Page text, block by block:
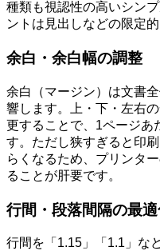
種類も視認性の高いシン
ントは見出しなどの限定
余白・余白幅の調整
余白（マージン）は文書
響します。上・下・左右
更することで、1ページあ
す。ただし狭すぎると印
らくなるため、プリンタ
ることが肝要です。
行間・段落間隔の最
行間を「1.15」「1.1」な